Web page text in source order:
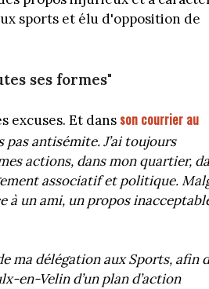
sports et élu d'opposition de
ses formes"
excuses. Et dans son courrier au
antisémite. J’ai toujours
actions, dans mon quartier,
associatif et politique.
à un ami, un propos
ma délégation aux Sports, afin
en-Velin d’un plan d’action